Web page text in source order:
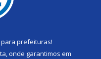
para prefeituras!
onde garantimos em